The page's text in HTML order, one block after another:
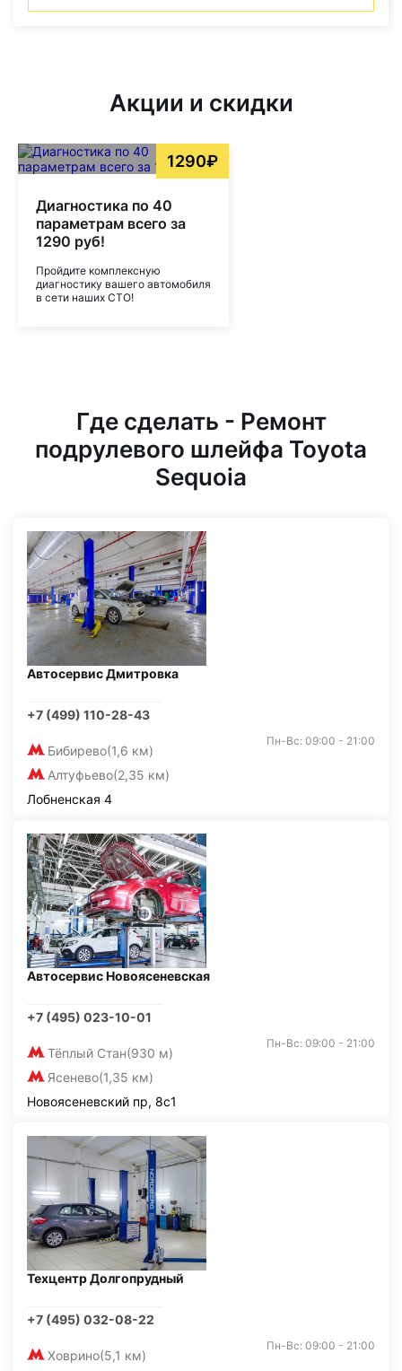
Акции и скидки
1290₽
Диагностика по 40
параметрам всего за
1290 руб!
Пройдите комплексную
диагностику вашего автомобиля
в сети наших СТО!
Где сделать - Ремонт
подрулевого шлейфа Toyota
Sequoia
Автосервис Дмитровка
+7 (499) 110-28-43
Бибирево(1,6 км)
Алтуфьево(2,35 км)
Пн-Вс: 09:00 - 21:00
Лобненская 4
Автосервис Новоясеневская
+7 (495) 023-10-01
Тёплый Стан(930 м)
Ясенево(1,35 км)
Пн-Вс: 09:00 - 21:00
Новоясеневский пр, 8с1
Техцентр Долгопрудный
+7 (495) 032-08-22
Ховрино(5,1 км)
Пн-Вс: 09:00 - 21:00